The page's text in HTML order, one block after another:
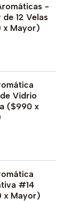
-
de 12 Velas
x Mayor)
Vidrio
($990 x
#14
x Mayor)